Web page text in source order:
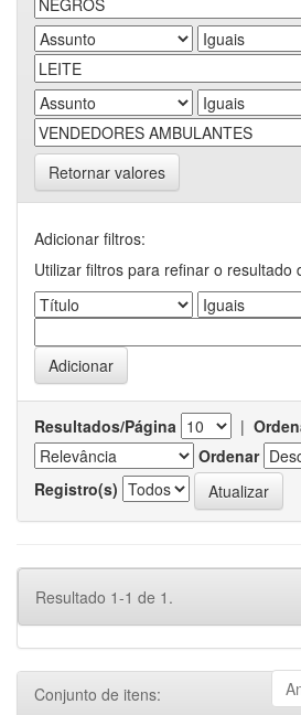
Retornar valores
Adicionar filtros:
Utilizar filtros para refinar o resultado
Resultados/Página |
Ordenar
Registro(s)
Resultado 1-1 de 1.
Conjunto de itens: